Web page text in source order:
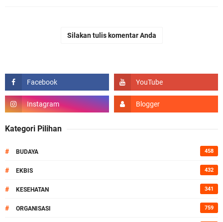
Silakan tulis komentar Anda
Kategori Pilihan
# BUDAYA 458
# EKBIS 432
# KESEHATAN 341
# ORGANISASI 759